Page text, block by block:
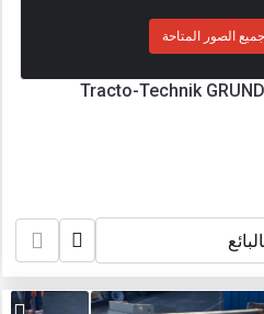
الصور المتاحة
Tracto-Technik